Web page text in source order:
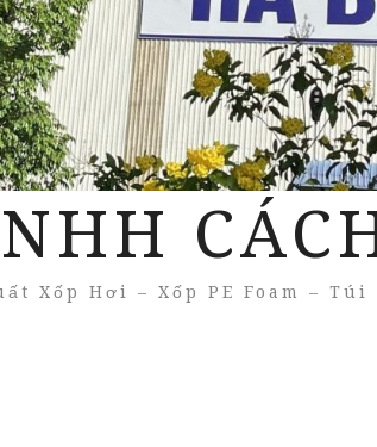
Xốp Hơi – Xốp PE Foam –